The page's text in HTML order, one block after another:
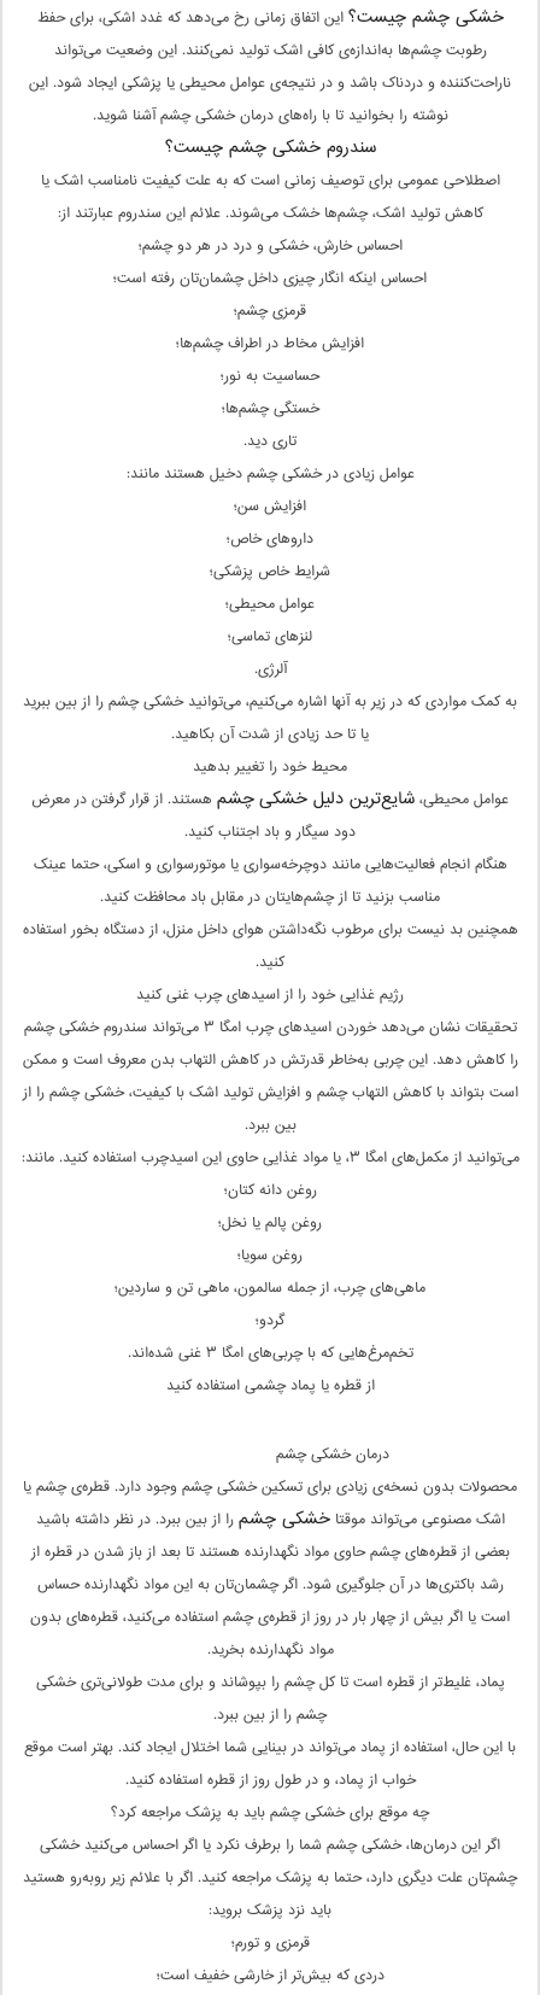
خشکی چشم چیست؟این اتفاق زمانی رخ می‌دهد که غدد اشکی، برای حفظ
رطوبت چشم‌ها به‌اندازه‌ی کافی اشک تولید نمی‌کنند. این وضعیت می‌تواند
ناراحت‌کننده و دردناک باشد و در نتیجه‌ی عوامل محیطی یا پزشکی ایجاد شود. این
نوشته را بخوانید تا با راه‌های درمان خشکی چشم آشنا شوید.
سندروم خشکی چشم چیست؟
اصطلاحی عمومی برای توصیف زمانی است که به علت کیفیت نامناسب اشک‌ یا
کاهش تولید اشک، چشم‌ها خشک می‌شوند. علائم این سندروم عبارتند از:
احساس خارش، خشکی و درد در هر دو چشم؛
احساس اینکه انگار چیزی داخل چشمان‌تان رفته است؛
قرمزی چشم؛
افزایش مخاط در اطراف چشم‌ها؛
حساسیت به نور؛
خستگی چشم‌ها؛
تاری دید.
عوامل زیادی در خشکی چشم دخیل هستند مانند:
افزایش سن؛
داروهای خاص؛
شرایط خاص پزشکی؛
عوامل محیطی؛
لنز‌های تماسی؛
آلرژی.
به کمک مواردی که در زیر به آنها اشاره می‌کنیم، می‌توانید خشکی چشم‌ را از بین ببرید
یا تا حد زیادی از شدت آن بکاهید.
محیط خود را تغییر بدهید
عوامل محیطی،شایع‌ترین دلیل خشکیچشم هستند. از قرار گرفتن در معرض
دود سیگار و باد اجتناب کنید.
هنگام انجام فعالیت‌هایی مانند دوچرخه‌سواری یا موتورسواری و اسکی، حتما عینک
مناسب بزنید تا از چشم‌هایتان در مقابل باد محافظت کنید.
همچنین بد نیست برای مرطوب نگه‌داشتن هوای داخل منزل، از دستگاه بخور استفاده
کنید.
رژیم غذایی خود را از اسیدهای چرب غنی کنید
تحقیقات نشان می‌دهد خوردن اسیدهای چرب امگا ۳ می‌تواند سندروم خشکی چشم
را کاهش دهد. این چربی به‌خاطر قدرتش در کاهش التهاب بدن معروف است و ممکن
است بتواند با کاهش التهاب چشم و افزایش تولید اشک‌ با کیفیت، خشکی چشم را از
بین ببرد.
می‌توانید از مکمل‌های امگا ۳، یا مواد غذایی‌ حاوی این اسیدچرب استفاده کنید. مانند:
روغن دانه کتان؛
روغن پالم یا نخل؛
روغن سویا؛
ماهی‌های چرب، از جمله سالمون، ماهی تن و ساردین؛
گردو؛
تخم‌مرغ‌هایی که با چربی‌های امگا ۳ غنی شده‌اند.
از قطره یا پماد چشمی استفاده کنید
درمان خشکی چشم
محصولات بدون نسخه‌ی زیادی برای تسکین خشکی چشم وجود دارد. قطر‌ه‌ی چشم یا
اشک مصنوعی می‌تواند موقتاخشکی چشمرا از بین ببرد. در نظر داشته باشید
بعضی از قطره‌های چشم حاوی مواد نگهدارنده هستند تا بعد از باز شدن در قطره از
رشد باکتری‌ها در آن جلوگیری شود. اگر چشمان‌تان به این مواد نگهدارنده حساس
است یا اگر بیش از چهار بار در روز از قطره‌‌ی چشم استفاده می‌کنید، قطره‌های بدون
مواد نگهدارنده بخرید.
پماد‌، غلیط‌تر از قطره است تا کل چشم را بپوشاند و برای مدت طولانی‌تری خشکی
چشم را از بین ببرد.
با این حال، استفاده از پماد می‌تواند در بینایی شما اختلال ایجاد کند. بهتر است موقع
خواب از پماد، و در طول روز از قطره استفاده کنید.
چه موقع برای خشکی چشم باید به پزشک مراجعه کرد؟
اگر این درمان‌ها، خشکی چشم شما را برطرف نکرد یا اگر احساس می‌کنید خشکی
چشم‌تان علت دیگری دارد، حتما به پزشک مراجعه کنید. اگر با علائم زیر روبه‌رو هستید
باید نزد پزشک بروید:
قرمزی و تورم؛
دردی که بیش‌تر از خارشی خفیف است؛